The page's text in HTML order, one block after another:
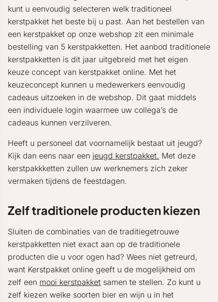
kunt u eenvoudig selecteren welk traditioneel
kerstpakket het beste bij u past. Aan het bestellen van
een kerstpakket op onze webshop zit een minimale
bestelling van 5 kerstpakketten. Het aanbod traditionele
kerstpakketten is dit jaar uitgebreid met het eigen
keuze concept van kerstpakket online. Met het
keuzeconcept kunnen u medewerkers eenvoudig
cadeaus uitzoeken in de webshop. Dit gaat middels
een individuele login waarmee uw collega’s de
cadeaus kunnen verzilveren.
Heeft u personeel dat voornamelijk bestaat uit jeugd?
Kijk dan eens naar een jeugd kerstpakket. Met deze
kerstpakkketten zullen uw werknemers zich zeker
vermaken tijdens de feestdagen.
Zelf traditionele producten kiezen
Sluiten de combinaties van de traditiegetrouwe
kerstpakketten niet exact aan op de traditionele
producten die u voor ogen had? Wees niet getreurd,
want Kerstpakket online geeft u de mogelijkheid om
zelf een mooi kerstpakket samen te stellen. Zo kunt u
zelf kiezen welke soorten bier en wijn u in het